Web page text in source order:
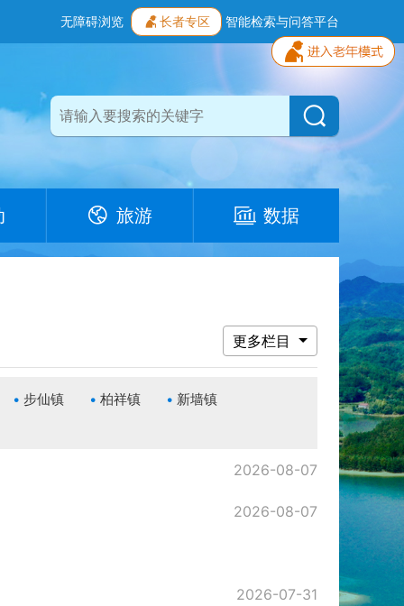
无障碍浏览 长者专区 智能检索与问答平台
旅游 数据
更多栏目
步仙镇 柏祥镇
新墙镇
2026-08-07
2026-08-07
2026-07-31